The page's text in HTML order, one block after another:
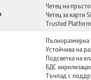
Четец на
Четец за карти
Trusted
Устойчива на
Подсветка на
БДС
Тъчпад с